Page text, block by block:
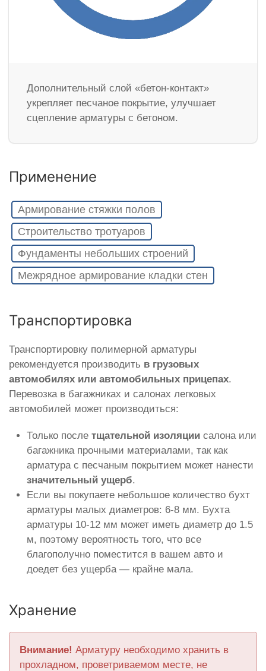
Дополнительный слой «бетон-контакт»
укрепляет песчаное покрытие, улучшает
сцепление арматуры с бетоном.
Применение
Армирование стяжки полов
Строительство тротуаров
Фундаменты небольших строений
Межрядное армирование кладки стен
Транспортировка
Транспортировку полимерной арматуры
рекомендуется производить в грузовых
автомобилях или автомобильных прицепах.
Перевозка в багажниках и салонах легковых
автомобилей может производиться:
Только после тщательной изоляции салона или
багажника прочными материалами, так как
арматура с песчаным покрытием может нанести
значительный ущерб.
Если вы покупаете небольшое количество бухт
арматуры малых диаметров: 6-8 мм. Бухта
арматуры 10-12 мм может иметь диаметр до 1.5
м, поэтому вероятность того, что все
благополучно поместится в вашем авто и
доедет без ущерба — крайне мала.
Хранение
Внимание! Арматуру необходимо хранить в
прохладном, проветриваемом месте, не